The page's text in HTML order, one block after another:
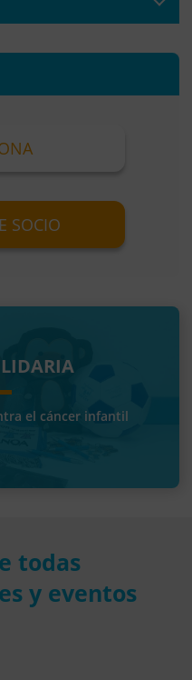
SOCIO
el cáncer infantil
todas
y eventos